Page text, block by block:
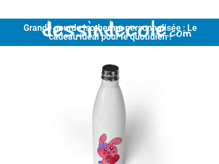
Grande gourde isotherme personnalisée : Le
cadeau idéal pour le quotidien !